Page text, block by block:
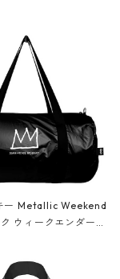
ー Metallic Weekend
ウィークエンダー
グ ショルダーバッグ
=ミッシェル・バスキ